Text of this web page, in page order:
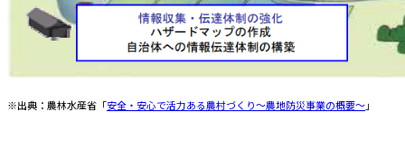
※出典：農林水産省「安全・安心で活力ある農村づくり～農地防災事業の概要～」